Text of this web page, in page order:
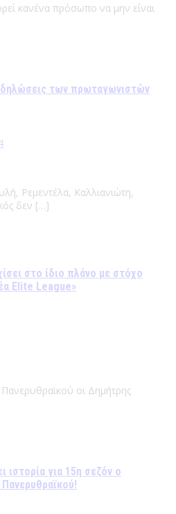
κανένα πρόσωπο να μην είναι
των πρωταγωνιστών
Ρεμεντέλα, Καλλιανιώτη,
δεν […]
στο ίδιο πλάνο με στόχο
Elite League»
οι Δημήτρης
ιστορία για 15η σεζόν ο